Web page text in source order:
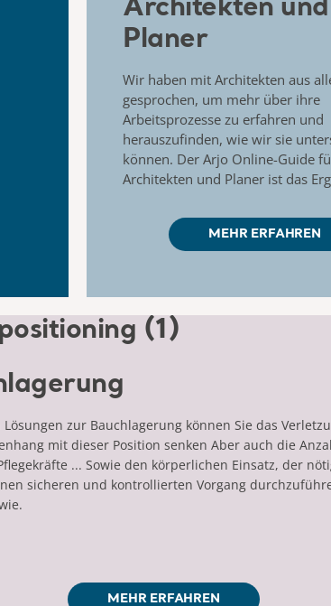
Architekten und
Planer
Wir haben mit Architekten aus
gesprochen, um mehr über ihre
Arbeitsprozesse zu erfahren und
herauszufinden, wie wir sie
können. Der Arjo Online-Guide
Architekten und Planer ist das
MEHR ERFAHREN
zur Bauchlagerung können Sie das
mit dieser Position senken Aber auch die
... Sowie den körperlichen Einsatz, der
sicheren und kontrollierten Vorgang
MEHR ERFAHREN